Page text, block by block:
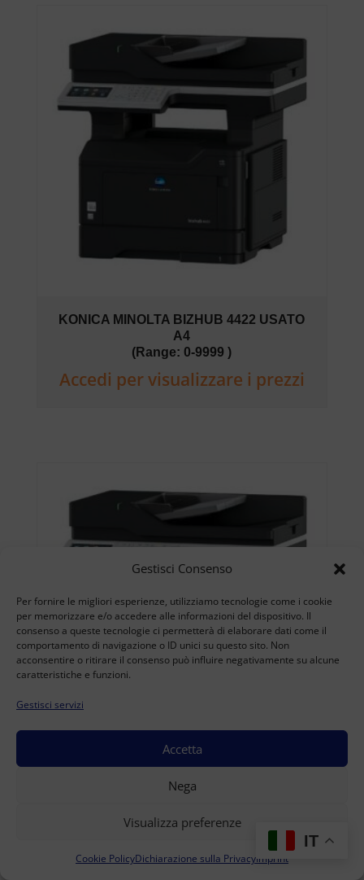
Gestisci Consenso
Per fornire le migliori esperienze, utilizziamo tecnologie come i cookie
per memorizzare e/o accedere alle informazioni del dispositivo. Il
consenso a queste tecnologie ci permetterà di elaborare dati come il
comportamento di navigazione o ID unici su questo sito. Non
acconsentire o ritirare il consenso può influire negativamente su alcune
caratteristiche e funzioni.
Gestisci servizi
Accetta
Nega
Visualizza preferenze
Cookie PolicyDichiarazione sulla PrivacyImprint
KONICA MINOLTA BIZHUB 4422 USATO
A4
(Range: 0-9999 )
Accedi per visualizzare i prezzi
A4
Accedi per visualizzare i prezzi IT